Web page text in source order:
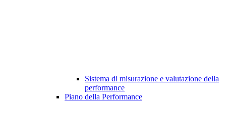
Sistema di misurazione e valutazione della
performance
Piano della Performance